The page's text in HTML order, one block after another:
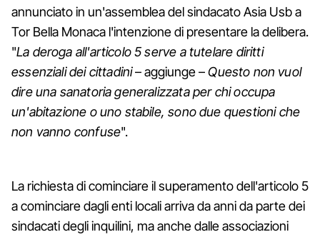
annunciato in un'assemblea del sindacato Asia Usb a
Tor Bella Monaca l'intenzione di presentare la delibera.
"La deroga all'articolo 5 serve a tutelare diritti
essenziali dei cittadini– aggiunge –Questo non vuol
dire una sanatoria generalizzata per chi occupa
un'abitazione o uno stabile, sono due questioni che
non vanno confuse".
La richiesta di cominciare il superamento dell'articolo 5
a cominciare dagli enti locali arriva da anni da parte dei
sindacati degli inquilini, ma anche dalle associazioni